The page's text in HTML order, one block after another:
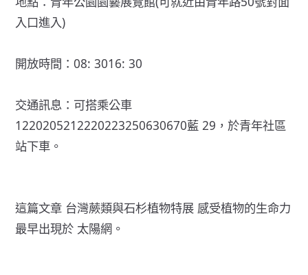
入口進入)
開放時間：08: 3016: 30
交通訊息：可搭乘公車
1220205212220223250630670藍 29，於青年社區
站下車。
這篇文章 台灣蕨類與石杉植物特展 感受植物的生命力
最早出現於 太陽網。